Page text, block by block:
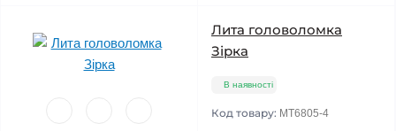
Лита головоломка
Зірка
В наявності
Код товару: MT6805-4